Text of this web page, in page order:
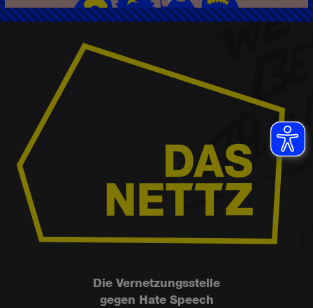
Die Vernetzungsstelle
gegen Hate Speech